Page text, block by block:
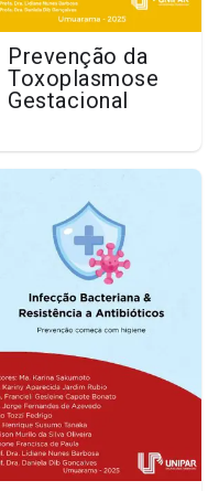
Prevenção da
Toxoplasmose
Gestacional